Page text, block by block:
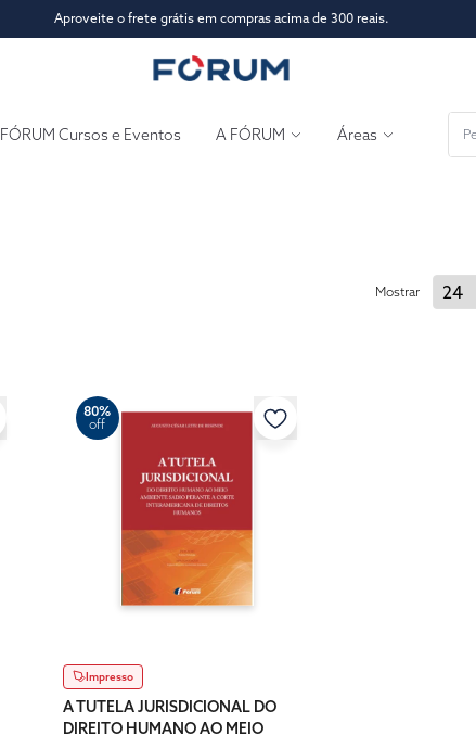
Aproveite o frete grátis em compras acima de 300 reais.
FÓRUM Cursos e Eventos A FÓRUM Áreas
Mostrar
80%
off
Impresso
A TUTELA JURISDICIONAL DO
DIREITO HUMANO AO MEIO